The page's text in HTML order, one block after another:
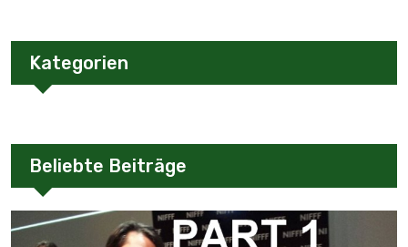
Kategorien
Beliebte Beiträge